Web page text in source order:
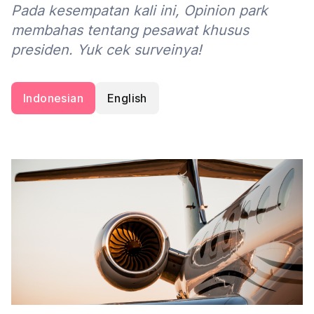
Pada kesempatan kali ini, Opinion park
membahas tentang pesawat khusus
presiden. Yuk cek surveinya!
Indonesian English